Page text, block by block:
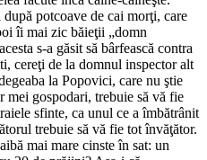
potcoave de cai morţi, care
îi mai zic băieţii „domn
s-a găsit să bârfească contra
cereţi de la domnul inspector alt
la Popovici, care nu ştie
gospodari, trebuie să vă fie
sfinte, ca unul ce a îmbătrânit
trebuie să vă fie tot învăţător.
mai mare cinste în sat: un